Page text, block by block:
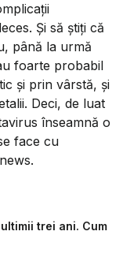
Și să știți că
până la urmă
foarte probabil
și prin vârstă, și
Deci, de luat
înseamnă o
face cu
trei ani. Cum